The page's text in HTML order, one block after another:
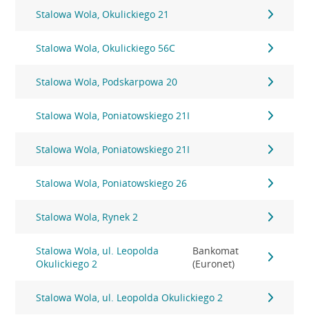
Stalowa Wola, Okulickiego 21
Stalowa Wola, Okulickiego 56C
Stalowa Wola, Podskarpowa 20
Stalowa Wola, Poniatowskiego 21I
Stalowa Wola, Poniatowskiego 21I
Stalowa Wola, Poniatowskiego 26
Stalowa Wola, Rynek 2
Stalowa Wola, ul. Leopolda
Okulickiego 2
Bankomat
(Euronet)
Stalowa Wola, ul. Leopolda Okulickiego 2